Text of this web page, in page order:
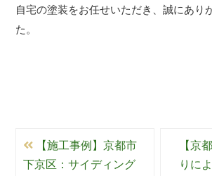
自宅の塗装をお任せいただき、誠にあり
た。
【施工事例】京都市
下京区：サイディング
【京
りに